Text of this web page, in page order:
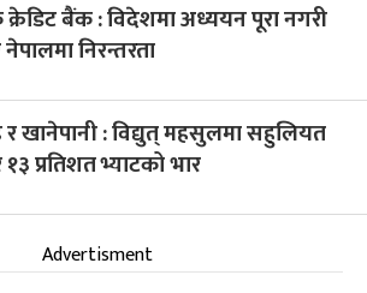
बैंक : विदेशमा अध्ययन पूरा नगरी
निरन्तरता
र खानेपानी : विद्युत् महसुलमा सहुलियत
प्रतिशत भ्याटको भार
Advertisment